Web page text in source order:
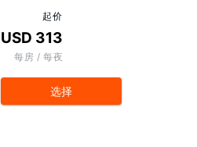
起价
USD 313
每房 / 每夜
选择